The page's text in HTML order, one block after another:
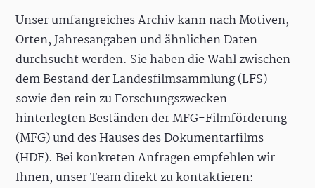
Unser umfangreiches Archiv kann nach Motiven,
Orten, Jahresangaben und ähnlichen Daten
durchsucht werden. Sie haben die Wahl zwischen
dem Bestand der Landesfilmsammlung (LFS)
sowie den rein zu Forschungszwecken
hinterlegten Beständen der MFG-Filmförderung
(MFG) und des Hauses des Dokumentarfilms
(HDF). Bei konkreten Anfragen empfehlen wir
Ihnen, unser Team direkt zu kontaktieren: